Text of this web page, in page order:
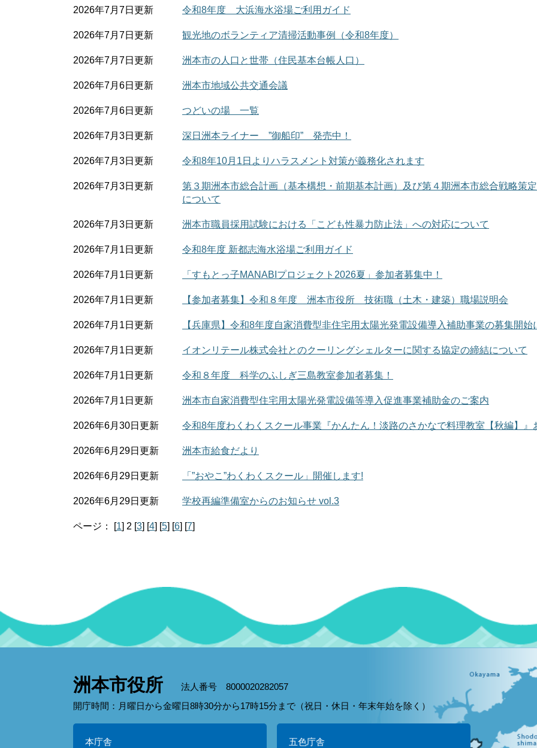
2026年7月7日更新 令和8年度 大浜海水浴場ご利用ガイド
2026年7月7日更新 観光地のボランティア清掃活動事例（令和8年度）
2026年7月7日更新 洲本市の人口と世帯（住民基本台帳人口）
2026年7月6日更新 洲本市地域公共交通会議
2026年7月6日更新 つどいの場 一覧
2026年7月3日更新 深日洲本ライナー ”御船印” 発売中！
2026年7月3日更新 令和8年10月1日よりハラスメント対策が義務化されます
2026年7月3日更新
第３期洲本市総合計画（基本構想・前期基本計画）及び第４期洲本市総合戦略策
について
2026年7月3日更新 洲本市職員採用試験における「こども性暴力防止法」への対応について
2026年7月1日更新 令和8年度 新都志海水浴場ご利用ガイド
2026年7月1日更新 「すもとっ子MANABIプロジェクト2026夏」参加者募集中！
2026年7月1日更新 【参加者募集】令和８年度 洲本市役所 技術職（土木・建築）職場説明会
2026年7月1日更新 【兵庫県】令和8年度自家消費型非住宅用太陽光発電設備導入補助事業の募集開始
2026年7月1日更新 イオンリテール株式会社とのクーリングシェルターに関する協定の締結について
2026年7月1日更新 令和８年度 科学のふしぎ三島教室参加者募集！
2026年7月1日更新 洲本市自家消費型住宅用太陽光発電設備等導入促進事業補助金のご案内
2026年6月30日更新 令和8年度わくわくスクール事業『かんたん！淡路のさかなで料理教室【秋編】』
2026年6月29日更新 洲本市給食だより
2026年6月29日更新 「”おやこ”わくわくスクール」開催します!
2026年6月29日更新 学校再編準備室からのお知らせ vol.3
ページ： [1] 2 [3] [4] [5] [6] [7]
洲本市役所
法人番号 8000020282057
開庁時間：月曜日から金曜日8時30分から17時15分まで（祝日・休日・年末年始を除く）
本庁舎 五色庁舎